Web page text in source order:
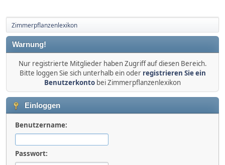
Zimmerpflanzenlexikon
Warnung!
Nur registrierte Mitglieder haben Zugriff auf diesen Bereich.
Bitte loggen Sie sich unterhalb ein oder registrieren Sie ein
Benutzerkonto bei Zimmerpflanzenlexikon
Einloggen
Benutzername:
Passwort: